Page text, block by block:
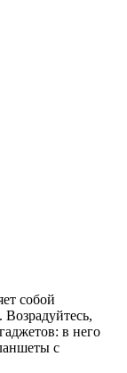
собой
в него
с